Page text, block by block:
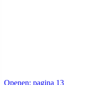
Openen: pagina 13